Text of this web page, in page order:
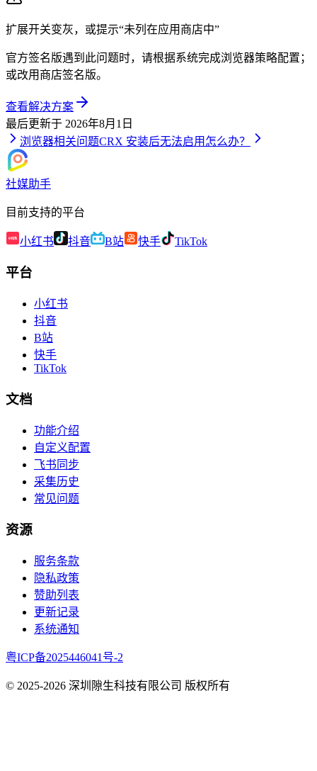
扩展开关变灰，或提示“未列在应用商店中”
官方签名版遇到此问题时，请根据系统完成浏览器策略配置；
或改用商店签名版。
查看解决方案
最后更新于 2026年8月1日
浏览器相关问题CRX 安装后无法启用怎么办？
社媒助手
目前支持的平台
小红书 抖音 B站 快手 TikTok
平台
小红书
抖音
B站
快手
TikTok
文档
功能介绍
自定义配置
飞书同步
采集历史
常见问题
资源
服务条款
隐私政策
赞助列表
更新记录
系统通知
粤ICP备2025446041号-2
© 2025-2026 深圳隙生科技有限公司 版权所有